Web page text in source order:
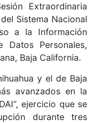
Extraordinaria
Sistema Nacional
a la Información
Datos Personales,
Baja California.
y el de Baja
avanzados en la
ejercicio que se
durante tres